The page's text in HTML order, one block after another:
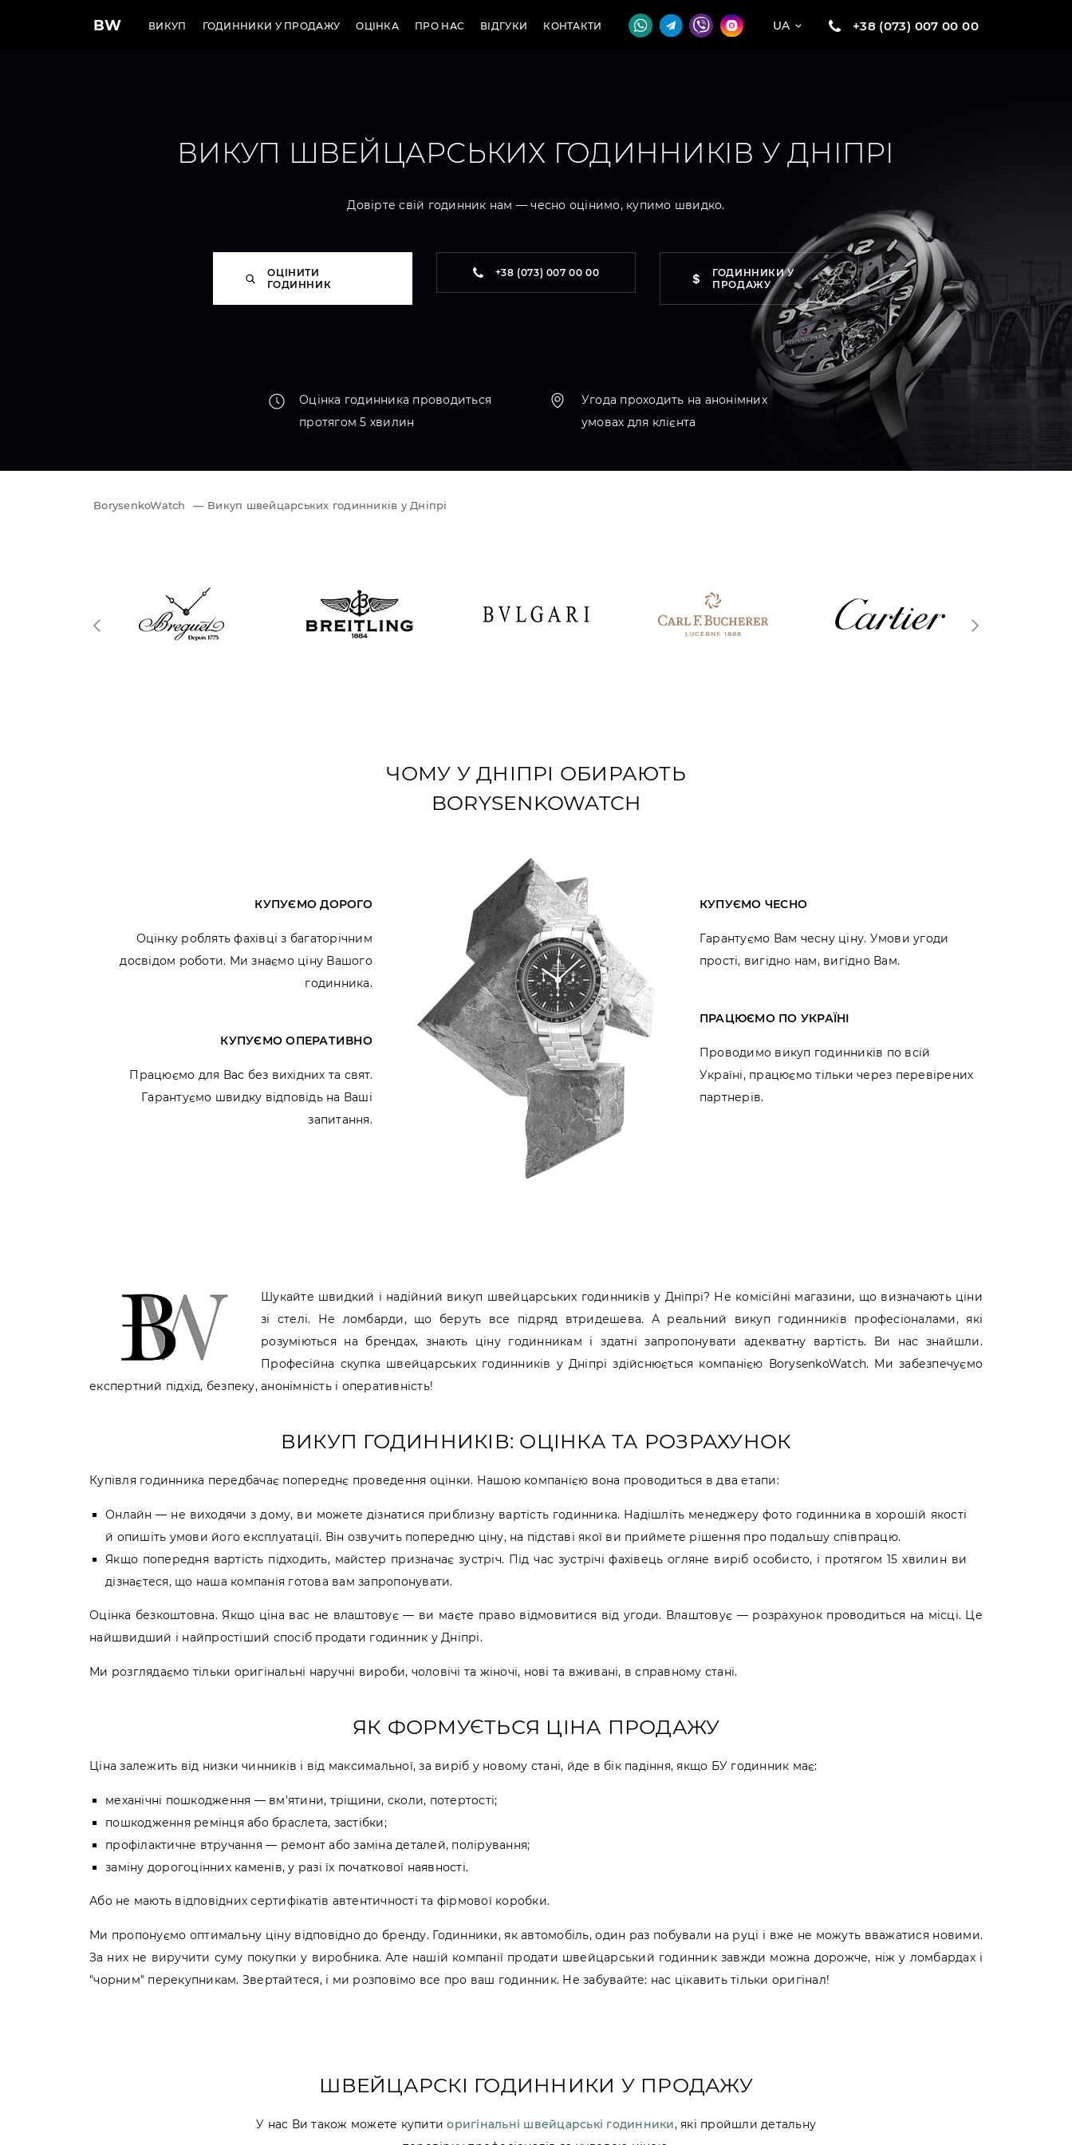
BW ВИКУП ГОДИННИКИ У ПРОДАЖУ ОЦІНКА ПРО НАС ВІДГУКИ КОНТАКТИ UA +38 (073) 007 00 00
ВИКУП ШВЕЙЦАРСЬКИХ ГОДИННИКІВ У ДНІПРІ
Довірте свій годинник нам — чесно оцінимо, купимо швидко.
ОЦІНИТИ
ГОДИННИК
+38 (073) 007 00 00
ГОДИННИКИ У
ПРОДАЖУ
Оцінка годинника проводиться
протягом 5 хвилин
Угода проходить на анонімних
умовах для клієнта
BorysenkoWatch — Викуп швейцарських годинників у Дніпрі
ЧОМУ У ДНІПРІ ОБИРАЮТЬ
BORYSENKOWATCH
КУПУЄМО ДОРОГО
Оцінку роблять фахівці з багаторічним
досвідом роботи. Ми знаємо ціну Вашого
годинника.
КУПУЄМО ОПЕРАТИВНО
Працюємо для Вас без вихідних та свят.
Гарантуємо швидку відповідь на Ваші
запитання.
КУПУЄМО ЧЕСНО
Гарантуємо Вам чесну ціну. Умови угоди
прості, вигідно нам, вигідно Вам.
ПРАЦЮЄМО ПО УКРАЇНІ
Проводимо викуп годинників по всій
Україні, працюємо тільки через перевірених
партнерів.
Шукайте швидкий і надійний викуп швейцарських годинників у Дніпрі? Не комісійні магазини, що визначають ціни
зі стелі. Не ломбарди, що беруть все підряд втридешева. А реальний викуп годинників професіоналами, які
розуміються на брендах, знають ціну годинникам і здатні запропонувати адекватну вартість. Ви нас знайшли.
Професійна скупка швейцарських годинників у Дніпрі здійснюється компанією ВorysenkoWatch. Ми забезпечуємо
експертний підхід, безпеку, анонімність і оперативність!
ВИКУП ГОДИННИКІВ: ОЦІНКА ТА РОЗРАХУНОК
Купівля годинника передбачає попереднє проведення оцінки. Нашою компанією вона проводиться в два етапи:
Онлайн — не виходячи з дому, ви можете дізнатися приблизну вартість годинника. Надішліть менеджеру фото годинника в хорошій якості
й опишіть умови його експлуатації. Він озвучить попередню ціну, на підставі якої ви приймете рішення про подальшу співпрацю.
Якщо попередня вартість підходить, майстер призначає зустріч. Під час зустрічі фахівець огляне виріб особисто, і протягом 15 хвилин ви
дізнаєтеся, що наша компанія готова вам запропонувати.
Оцінка безкоштовна. Якщо ціна вас не влаштовує — ви маєте право відмовитися від угоди. Влаштовує — розрахунок проводиться на місці. Це
найшвидший і найпростіший спосіб продати годинник у Дніпрі.
Ми розглядаємо тільки оригінальні наручні вироби, чоловічі та жіночі, нові та вживані, в справному стані.
ЯК ФОРМУЄТЬСЯ ЦІНА ПРОДАЖУ
Ціна залежить від низки чинників і від максимальної, за виріб у новому стані, йде в бік падіння, якщо БУ годинник має:
механічні пошкодження — вм'ятини, тріщини, сколи, потертості;
пошкодження ремінця або браслета, застібки;
профілактичне втручання — ремонт або заміна деталей, полірування;
заміну дорогоцінних каменів, у разі їх початкової наявності.
Або не мають відповідних сертифікатів автентичності та фірмової коробки.
Ми пропонуємо оптимальну ціну відповідно до бренду. Годинники, як автомобіль, один раз побували на руці і вже не можуть вважатися новими.
За них не виручити суму покупки у виробника. Але нашій компанії продати швейцарський годинник завжди можна дорожче, ніж у ломбардах і
"чорним" перекупникам. Звертайтеся, і ми розповімо все про ваш годинник. Не забувайте: нас цікавить тільки оригінал!
ШВЕЙЦАРСКІ ГОДИННИКИ У ПРОДАЖУ
У нас Ви також можете купитиоригінальні швейцарські годинники, які пройшли детальну